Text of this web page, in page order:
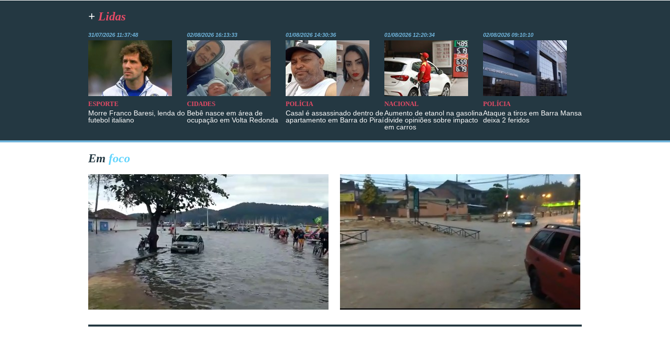
+ Lidas
31/07/2026 11:37:48
ESPORTE
Morre Franco Baresi, lenda do
futebol italiano
02/08/2026 16:13:33
CIDADES
Bebê nasce em área de
ocupação em Volta Redonda
01/08/2026 14:30:36
POLÍCIA
Casal é assassinado dentro de
apartamento em Barra do Piraí
01/08/2026 12:20:34
NACIONAL
Aumento de etanol na gasolina
divide opiniões sobre impacto
em carros
02/08/2026 09:10:10
POLÍCIA
Ataque a tiros em Barra Mansa
deixa 2 feridos
Em foco